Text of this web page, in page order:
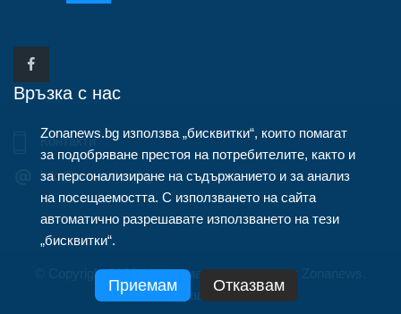
Връзка с нас
Контакти
info@zonanews.bg
© Copyright 2020, Информационна агенция Zonanews.
Всички права запазени.
Zonanews.bg използва „бисквитки“, които помагат
за подобряване престоя на потребителите, както и
за персонализиране на съдържанието и за анализ
на посещаемостта. С използването на сайта
автоматично разрешавате използването на тези
„бисквитки“.
Приемам Отказвам